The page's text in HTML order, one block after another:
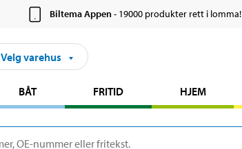
Biltema Appen- 19000 produkter rett i lomma!
Velg varehus
BÅT FRITID HJEM